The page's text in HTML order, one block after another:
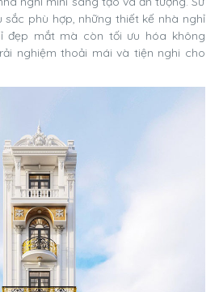
phù hợp, những thiết kế nhà nghỉ
đẹp mắt mà còn tối ưu hóa không
nghiệm thoải mái và tiện nghi cho